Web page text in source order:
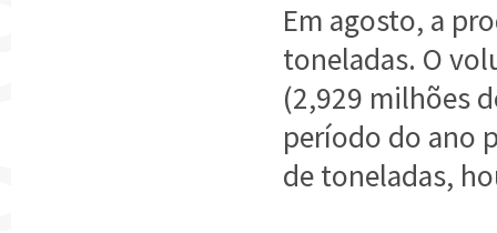
Em agosto, a
toneladas. O
(2,929 milhões
período do ano
de toneladas,